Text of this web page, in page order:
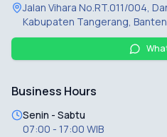
Jalan Vihara No.RT.011/004,
Kabupaten Tangerang,
Business Hours
Senin - Sabtu
07:00 - 17:00 WIB